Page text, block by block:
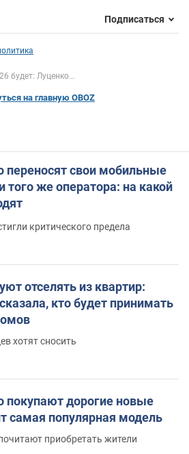
Подписаться
будет: Луценко...
на главную OBOZ
переносят свои мобильные
того же оператора: на какой
критического предела
отселять из квартир:
кто будет принимать
хотят сносить
покупают дорогие новые
самая популярная модель
приобретать жители